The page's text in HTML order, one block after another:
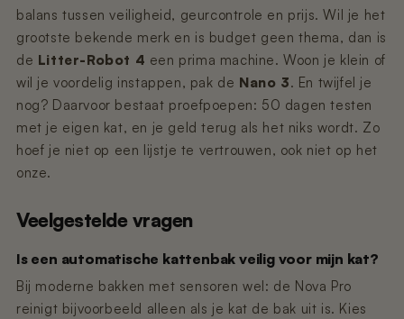
balans tussen veiligheid, geurcontrole en prijs. Wil je het
grootste bekende merk en is budget geen thema, dan is
de Litter-Robot 4 een prima machine. Woon je klein of
wil je voordelig instappen, pak de Nano 3. En twijfel je
nog? Daarvoor bestaat proefpoepen: 50 dagen testen
met je eigen kat, en je geld terug als het niks wordt. Zo
hoef je niet op een lijstje te vertrouwen, ook niet op het
onze.
Veelgestelde vragen
Is een automatische kattenbak veilig voor mijn kat?
Bij moderne bakken met sensoren wel: de Nova Pro
reinigt bijvoorbeeld alleen als je kat de bak uit is. Kies